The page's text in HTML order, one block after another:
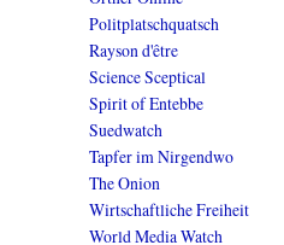
Politplatschquatsch
Rayson d'être
Science Sceptical
Spirit of Entebbe
Suedwatch
Tapfer im Nirgendwo
The Onion
Wirtschaftliche Freiheit
World Media Watch